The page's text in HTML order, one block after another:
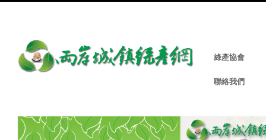
綠產協會
聯絡我們